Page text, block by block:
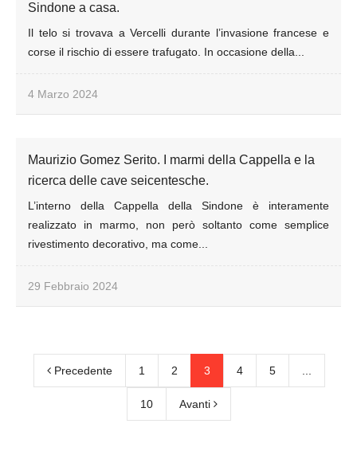
Sindone a casa.
Il telo si trovava a Vercelli durante l’invasione francese e
corse il rischio di essere trafugato. In occasione della...
4 Marzo 2024
Maurizio Gomez Serito. I marmi della Cappella e la
ricerca delle cave seicentesche.
L’interno della Cappella della Sindone è interamente
realizzato in marmo, non però soltanto come semplice
rivestimento decorativo, ma come...
29 Febbraio 2024
Precedente 1 2 3 4 5
10 Avanti